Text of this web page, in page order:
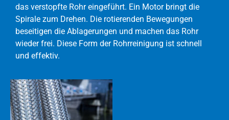
das verstopfte Rohr eingeführt. Ein Motor bringt die
Spirale zum Drehen. Die rotierenden Bewegungen
beseitigen die Ablagerungen und machen das Rohr
wieder frei. Diese Form der Rohrreinigung ist schnell
und effektiv.